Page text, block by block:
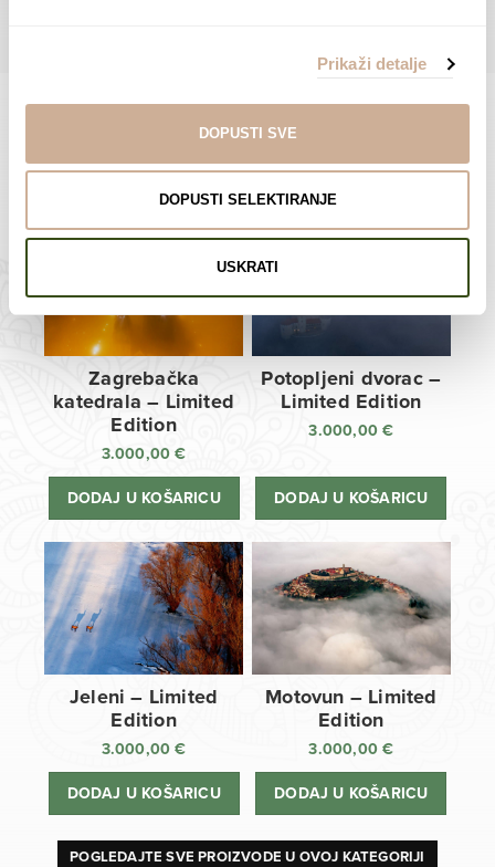
Prikaži detalje
DOPUSTI SVE
DOPUSTI SELEKTIRANJE
USKRATI
Limited Edition Fotografije
Zagrebačka
katedrala – Limited
Edition
3.000,00€
DODAJ U KOŠARICU
Potopljeni dvorac –
Limited Edition
3.000,00€
DODAJ U KOŠARICU
Jeleni – Limited
Edition
3.000,00€
DODAJ U KOŠARICU
Motovun – Limited
Edition
3.000,00€
DODAJ U KOŠARICU
POGLEDAJTE SVE PROIZVODE U OVOJ KATEGORIJI